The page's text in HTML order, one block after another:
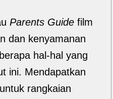
Parents Guide film
dan kenyamanan
hal-hal yang
ini. Mendapatkan
untuk rangkaian